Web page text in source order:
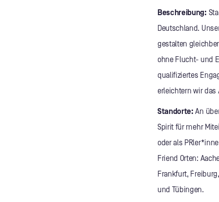
Beschreibung:
Deutschland.
gestalten
ohne Flucht- und
qualifiziertes
erleichtern wir
Standorte: An
Spirit für mehr
oder als
Friend Orten:
Frankfurt,
und Tübingen.